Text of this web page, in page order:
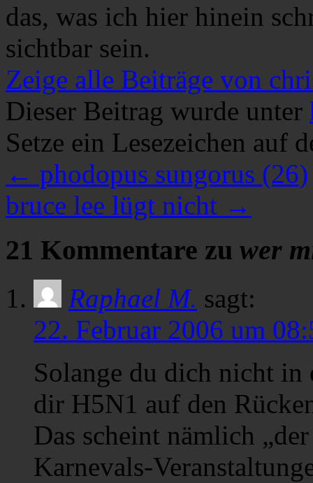
das, was ich hier hinein
sichtbar sein.
Zeige alle Beiträge von
Dieser Beitrag wurde unter
Setze ein Lesezeichen auf
← phodopus sungorus (26)
bruce lee lügt nicht →
21 Kommentare zu wer
Raphael M. sagt:
22. Februar 2006 um
Solange du dich nicht
dir H5N1 auf den
Das scheint nämlich
Karnevals-